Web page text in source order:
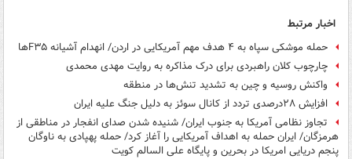
اخبار مرتبط
حمله موشکی سپاه به ۴ هدف مهم آمریکایی در اردن/ انهدام آشیانه F۳۵ها
چارچوب کلان راهبردی برای درک مذاکره به روایت مهدی محمدی
واکنش روسیه و چین به تشدید تنش‌ها در منطقه
افزایش ۲۸درصدی تردد از کانال سوئز به دلیل جنگ علیه ایران
تجاوز نظامی آمریکا به جنوب ایران/ شنیده شدن صدای انفجار در مناطقی از
هرمزگان/ ایران حمله به اهداف آمریکایی را آغاز کرد/ حمله پهپادی به ناوگان
پنجم دریایی امریکا در بحرین و پایگاه علی السالم کویت